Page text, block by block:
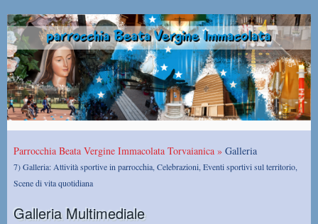
Parrocchia Beata Vergine Immacolata Torvaianica » Galleria
7) Galleria: Attività sportive in parrocchia, Celebrazioni, Eventi sportivi sul territorio,
Scene di vita quotidiana
Galleria Multimediale